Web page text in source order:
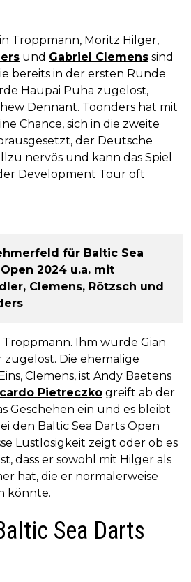
Troppmann, Moritz Hilger,
und Gabriel Clemens sind
bereits in der ersten Runde
Haupai Puha zugelost,
Dennant. Toonders hat mit
Chance, sich in die zweite
der Deutsche
nervös und kann das Spiel
Development Tour oft
für Baltic Sea
2024 u.a. mit
Clemens, Rötzsch und
Troppmann. Ihm wurde Gian
zugelost. Die ehemalige
Clemens, ist Andy Baetens
Pietreczko greift ab der
Geschehen ein und es bleibt
den Baltic Sea Darts Open
Lustlosigkeit zeigt oder ob es
dass er sowohl mit Hilger als
hat, die er normalerweise
könnte.
Sea Darts